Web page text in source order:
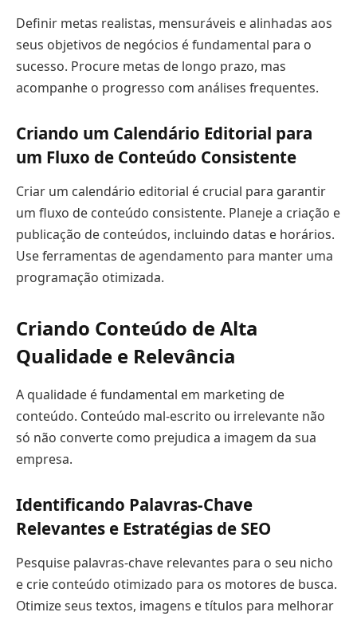
Definir metas realistas, mensuráveis e alinhadas aos
seus objetivos de negócios é fundamental para o
sucesso. Procure metas de longo prazo, mas
acompanhe o progresso com análises frequentes.
Criando um Calendário Editorial para
um Fluxo de Conteúdo Consistente
Criar um calendário editorial é crucial para garantir
um fluxo de conteúdo consistente. Planeje a criação e
publicação de conteúdos, incluindo datas e horários.
Use ferramentas de agendamento para manter uma
programação otimizada.
Criando Conteúdo de Alta
Qualidade e Relevância
A qualidade é fundamental em marketing de
conteúdo. Conteúdo mal-escrito ou irrelevante não
só não converte como prejudica a imagem da sua
empresa.
Identificando Palavras-Chave
Relevantes e Estratégias de SEO
Pesquise palavras-chave relevantes para o seu nicho
e crie conteúdo otimizado para os motores de busca.
Otimize seus textos, imagens e títulos para melhorar